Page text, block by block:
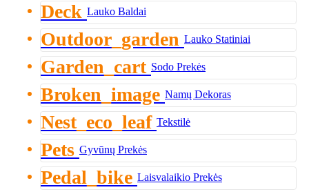
Deck Lauko Baldai
Outdoor_garden Lauko Statiniai
Garden_cart Sodo Prekės
Broken_image Namų Dekoras
Nest_eco_leaf Tekstilė
Pets Gyvūnų Prekės
Pedal_bike Laisvalaikio Prekės